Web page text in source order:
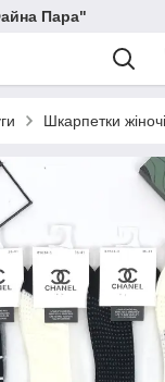
Пара"
Шкарпетки жіночі